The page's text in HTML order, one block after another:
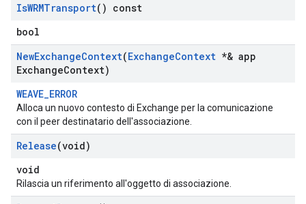
IsWRMTransport() const
bool
NewExchangeContext(ExchangeContext *& app
ExchangeContext)
WEAVE_ERROR
Alloca un nuovo contesto di Exchange per la comunicazione
con il peer destinatario dell'associazione.
Release(void)
void
Rilascia un riferimento all'oggetto di associazione.